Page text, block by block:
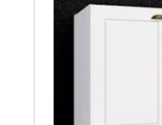
ao sol, calor e
do tratamento de